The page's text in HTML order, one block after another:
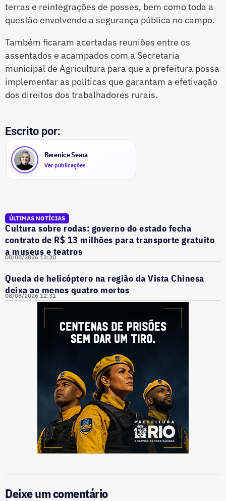
terras e reintegrações de posses, bem como toda a
questão envolvendo a segurança pública no campo.
Também ficaram acertadas reuniões entre os
assentados e acampados com a Secretaria
municipal de Agricultura para que a prefeitura possa
implementar as políticas que garantam a efetivação
dos direitos dos trabalhadores rurais.
Escrito por:
Berenice Seara
Ver publicações
ÚLTIMAS NOTÍCIAS
Cultura sobre rodas: governo do estado fecha
contrato de R$ 13 milhões para transporte gratuito
a museus e teatros
08/08/2026 13:30
Queda de helicóptero na região da Vista Chinesa
deixa ao menos quatro mortos
08/08/2026 12:31
Deixe um comentário